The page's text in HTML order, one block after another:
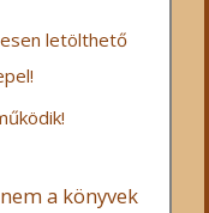
letölthető
a könyvek